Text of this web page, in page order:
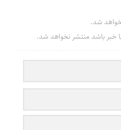
شد.
خبر باشد منتشر نخواهد شد.